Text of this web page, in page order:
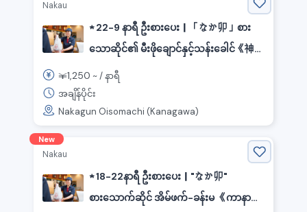
Nakau
★ 22-9 နာရီ ဦးစားပေး｜「なか卯」စား
သောဆိုင်၏ မီးဖိုချောင်နှင့်သန်းခေါင်《神奈
￥1,250 ~ /နာရီ
အချိန်ပိုင်း
Nakagun Oisomachi (Kanagawa)
New
Nakau
★ 18-22နာရီ ဦးစားပေး｜"なか卯"
စားသောက်ဆိုင် အိမ်ဖက်-ခန်းမ 《ကာနာဂါ